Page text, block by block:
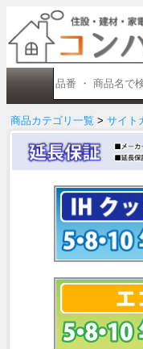
商品カテゴリ一覧 > サイト